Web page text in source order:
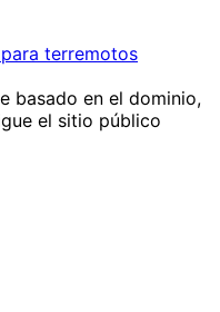
terremotos
basado en el dominio,
el sitio público